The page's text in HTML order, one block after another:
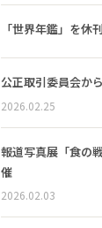
「世界年鑑」を休
公正取引委員会か
2026.02.25
報道写真展「食の
催
2026.02.03